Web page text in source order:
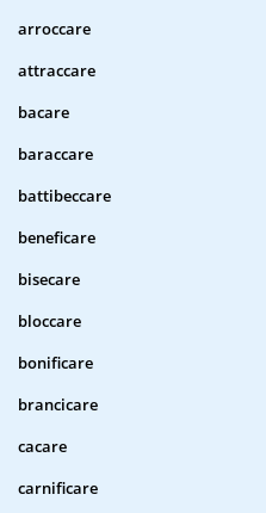
arroccare
attraccare
bacare
baraccare
battibeccare
beneficare
bisecare
bloccare
bonificare
brancicare
cacare
carnificare